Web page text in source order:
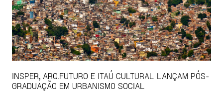
INSPER, ARQ.FUTURO E ITAÚ CULTURAL LANÇAM PÓS-
GRADUAÇÃO EM URBANISMO SOCIAL